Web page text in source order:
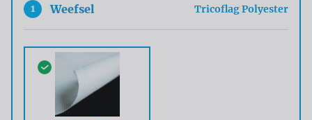
1 Weefsel Tricoflag Polyester